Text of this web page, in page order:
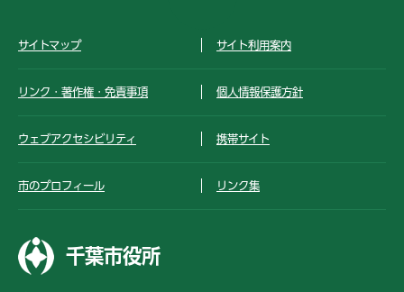
サイトマップ サイト利用案内
リンク・著作権・免責事項 個人情報保護方針
ウェブアクセシビリティ 携帯サイト
市のプロフィール リンク集
千葉市役所